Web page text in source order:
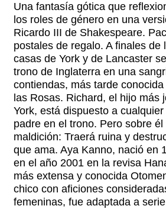
Una fantasía gótica que
los roles de género en una
Ricardo III de Shakespeare.
postales de regalo. A finales de
casas de York y de Lancaster
trono de Inglaterra en una
contiendas, más tarde
las Rosas. Richard, el hijo más
York, está dispuesto a
padre en el trono. Pero sobre él
maldición: Traerá ruina y
que ama. Aya Kanno, nació en
en el año 2001 en la revisa
más extensa y conocida
chico con aficiones
femeninas, fue adaptada a